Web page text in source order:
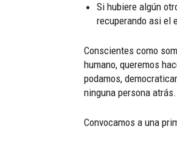
Si hubiere algún
recuperando asi el
Conscientes como
humano, queremos
podamos,
ninguna persona atrás.
Convocamos a una